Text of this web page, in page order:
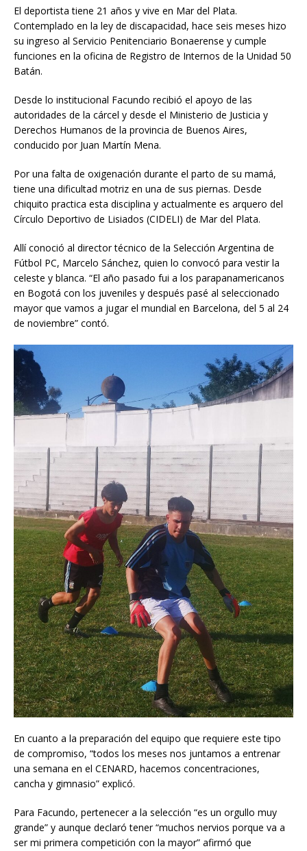
El deportista tiene 21 años y vive en Mar del Plata.
Contemplado en la ley de discapacidad, hace seis meses hizo
su ingreso al Servicio Penitenciario Bonaerense y cumple
funciones en la oficina de Registro de Internos de la Unidad 50
Batán.
Desde lo institucional Facundo recibió el apoyo de las
autoridades de la cárcel y desde el Ministerio de Justicia y
Derechos Humanos de la provincia de Buenos Aires,
conducido por Juan Martín Mena.
Por una falta de oxigenación durante el parto de su mamá,
tiene una dificultad motriz en una de sus piernas. Desde
chiquito practica esta disciplina y actualmente es arquero del
Círculo Deportivo de Lisiados (CIDELI) de Mar del Plata.
Allí conoció al director técnico de la Selección Argentina de
Fútbol PC, Marcelo Sánchez, quien lo convocó para vestir la
celeste y blanca. “El año pasado fui a los parapanamericanos
en Bogotá con los juveniles y después pasé al seleccionado
mayor que vamos a jugar el mundial en Barcelona, del 5 al 24
de noviembre” contó.
En cuanto a la preparación del equipo que requiere este tipo
de compromiso, “todos los meses nos juntamos a entrenar
una semana en el CENARD, hacemos concentraciones,
cancha y gimnasio” explicó.
Para Facundo, pertenecer a la selección “es un orgullo muy
grande” y aunque declaró tener “muchos nervios porque va a
ser mi primera competición con la mayor” afirmó que